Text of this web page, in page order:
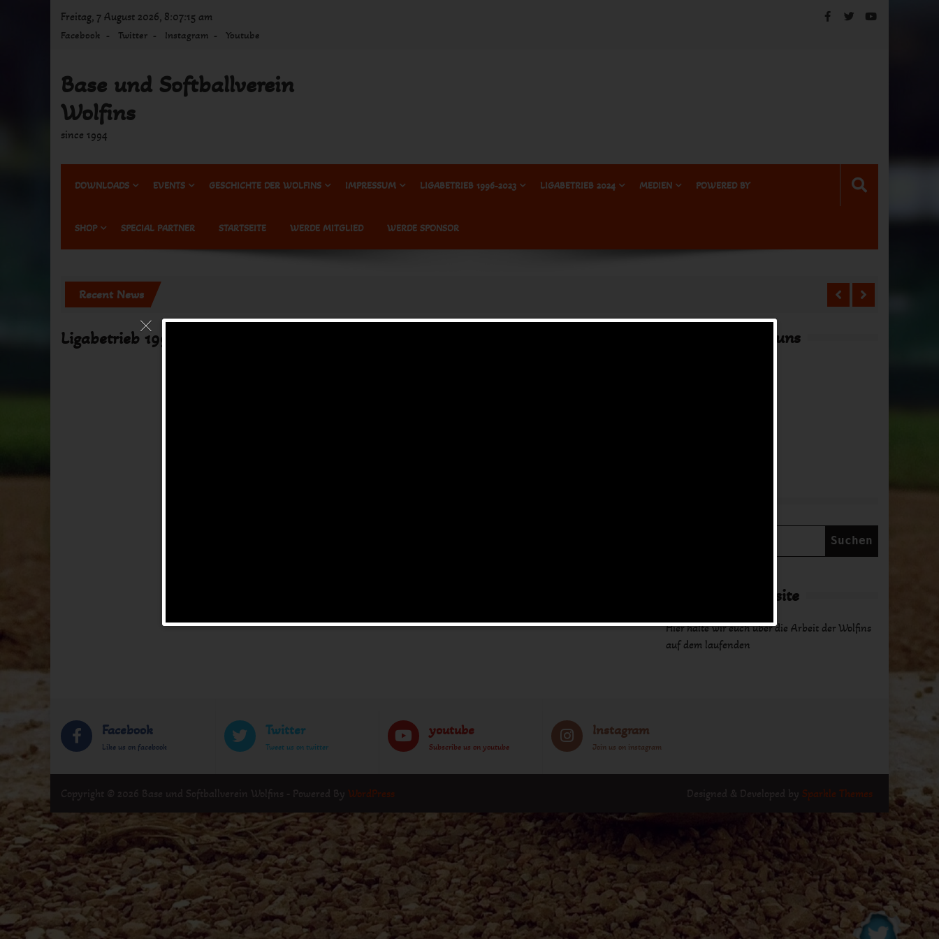
content
Freitag, 7 August 2026, 8:07:15 am
Facebook Twitter Instagram Youtube
Base und Softballverein
Wolfins
since 1994
DOWNLOADS EVENTS GESCHICHTE DER WOLFINS IMPRESSUM LIGABETRIEB 1996-2023 LIGABETRIEB 2024 MEDIEN POWERED BY
SHOP SPECIAL PARTNER STARTSEITE WERDE MITGLIED WERDE SPONSOR
Recent News
Ligabetrieb 1996 Hier findest du uns
Über diese Website
Hier halte wir euch über die Arbeit der Wolfins
auf dem laufenden
Facebook
Like us on facebook
Twitter
Tweet us on twitter
youtube
Subscribe us on youtube
Instagram
Join us on instagram
WordPress Sparkle Themes